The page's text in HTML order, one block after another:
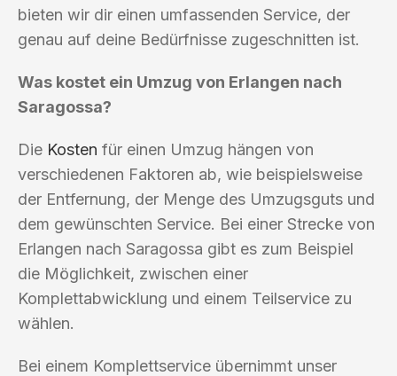
bieten wir dir einen umfassenden Service, der
genau auf deine Bedürfnisse zugeschnitten ist.
Was kostet ein Umzug von Erlangen nach
Saragossa?
Die Kosten für einen Umzug hängen von
verschiedenen Faktoren ab, wie beispielsweise
der Entfernung, der Menge des Umzugsguts und
dem gewünschten Service. Bei einer Strecke von
Erlangen nach Saragossa gibt es zum Beispiel
die Möglichkeit, zwischen einer
Komplettabwicklung und einem Teilservice zu
wählen.
Bei einem Komplettservice übernimmt unser